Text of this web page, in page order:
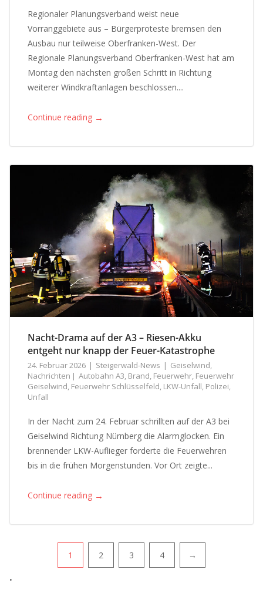
Regionaler Planungsverband weist neue
Vorranggebiete aus – Bürgerproteste bremsen den
Ausbau nur teilweise Oberfranken-West. Der
Regionale Planungsverband Oberfranken-West hat am
Montag den nächsten großen Schritt in Richtung
weiterer Windkraftanlagen beschlossen....
Continue reading →
Nacht-Drama auf der A3 – Riesen-Akku
entgeht nur knapp der Feuer-Katastrophe
24. Februar 2026 Steigerwald-News Geiselwind,
Nachrichten
Autobahn A3, Brand, Feuerwehr, Feuerwehr
Geiselwind, Feuerwehr Schlüsselfeld, LKW-Unfall, Polizei,
Unfall
In der Nacht zum 24. Februar schrillten auf der A3 bei
Geiselwind Richtung Nürnberg die Alarmglocken. Ein
brennender LKW-Auflieger forderte die Feuerwehren
bis in die frühen Morgenstunden. Vor Ort zeigte...
Continue reading →
Pagination
1 2 3 4 →
.